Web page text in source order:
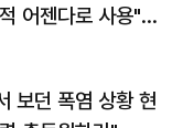
어젠다로 사용"
보던 폭염 상황 현